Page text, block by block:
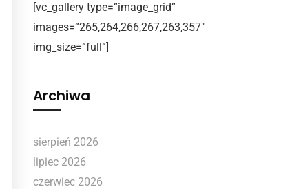
[vc_gallery type=”image_grid”
images=”265,264,266,267,263,357″
img_size=”full”]
Archiwa
sierpień 2026
lipiec 2026
czerwiec 2026